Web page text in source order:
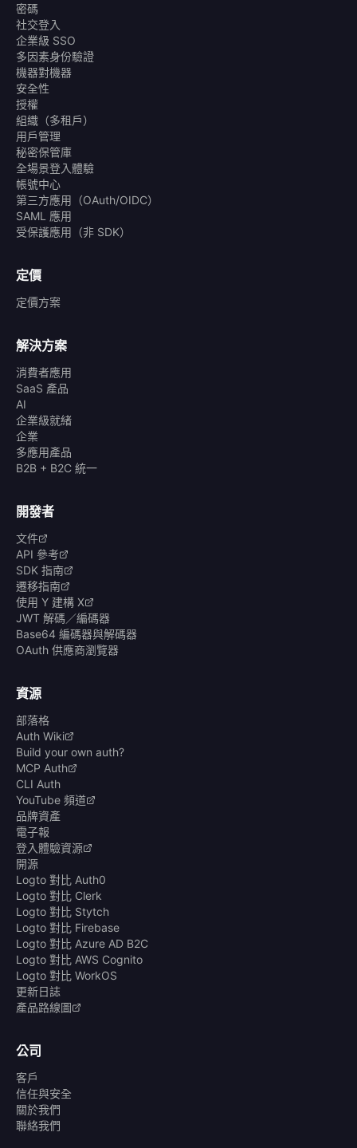
密碼
社交登入
企業級 SSO
多因素身份驗證
機器對機器
安全性
授權
組織（多租戶）
用戶管理
秘密保管庫
全場景登入體驗
帳號中心
第三方應用（OAuth/OIDC）
SAML 應用
受保護應用（非 SDK）
定價
定價方案
解決方案
消費者應用
SaaS 產品
AI
企業級就緒
企業
多應用產品
B2B + B2C 統一
開發者
文件
API 參考
SDK 指南
遷移指南
使用 Y 建構 X
JWT 解碼／編碼器
Base64 編碼器與解碼器
OAuth 供應商瀏覽器
資源
部落格
Auth Wiki
Build your own auth?
MCP Auth
CLI Auth
YouTube 頻道
品牌資產
電子報
登入體驗資源
開源
Logto 對比 Auth0
Logto 對比 Clerk
Logto 對比 Stytch
Logto 對比 Firebase
Logto 對比 Azure AD B2C
Logto 對比 AWS Cognito
Logto 對比 WorkOS
更新日誌
產品路線圖
公司
客戶
信任與安全
關於我們
聯絡我們